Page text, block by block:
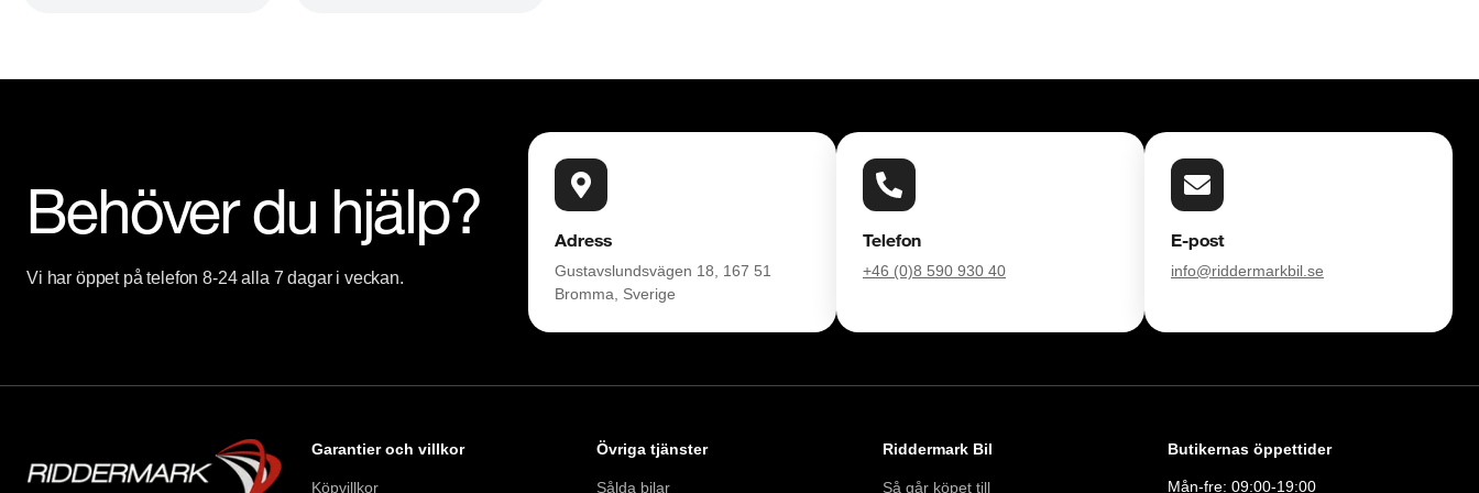
Lördag 10:00 - 18:00
Behöver du hjälp?
Vi har öppet på telefon 8-24 alla 7 dagar i veckan.
Adress
Gustavslundsvägen 18, 167 51
Bromma, Sverige
Telefon
+46 (0)8 590 930 40
E-post
info@riddermarkbil.se
Garantier och villkor
Köpvillkor
Övriga tjänster
Sålda bilar
Riddermark Bil
Så går köpet till
Butikernas öppettider
Mån-fre: 09:00-19:00